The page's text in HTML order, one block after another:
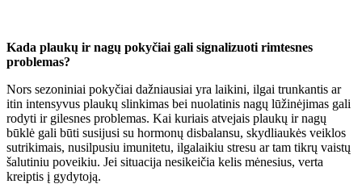
Kada plaukų ir nagų pokyčiai gali signalizuoti rimtesnes
problemas?
Nors sezoniniai pokyčiai dažniausiai yra laikini, ilgai trunkantis ar
itin intensyvus plaukų slinkimas bei nuolatinis nagų lūžinėjimas gali
rodyti ir gilesnes problemas. Kai kuriais atvejais plaukų ir nagų
būklė gali būti susijusi su hormonų disbalansu, skydliaukės veiklos
sutrikimais, nusilpusiu imunitetu, ilgalaikiu stresu ar tam tikrų vaistų
šalutiniu poveikiu. Jei situacija nesikeičia kelis mėnesius, verta
kreiptis į gydytoją.